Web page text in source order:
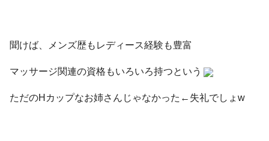
聞けば、メンズ歴もレディース経験も豊富
マッサージ関連の資格もいろいろ持つという
ただのHカップなお姉さんじゃなかった←失礼でしょw